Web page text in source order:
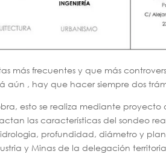
más frecuentes y que más
aún , hay que hacer siempre dos
esto se realiza mediante
las características del sondeo
profundidad, diámetro y
y Minas de la delegación